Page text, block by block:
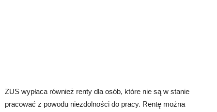
ZUS wypłaca również renty dla osób, które nie są w stanie
pracować z powodu niezdolności do pracy. Rentę można